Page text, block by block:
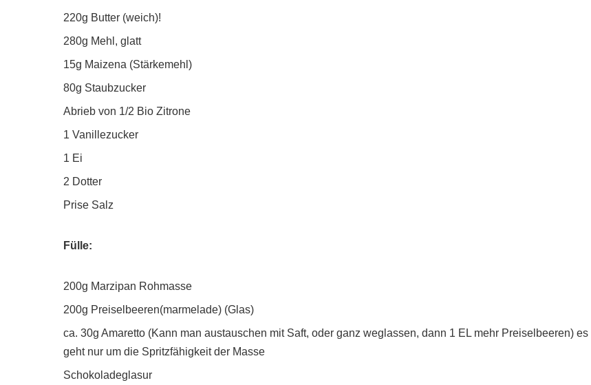
220g Butter (weich)!
280g Mehl, glatt
15g Maizena (Stärkemehl)
80g Staubzucker
Abrieb von 1/2 Bio Zitrone
1 Vanillezucker
1 Ei
2 Dotter
Prise Salz
Fülle:
200g Marzipan Rohmasse
200g Preiselbeeren(marmelade) (Glas)
ca. 30g Amaretto (Kann man austauschen mit Saft, oder ganz weglassen, dann 1 EL mehr Preiselbeeren) es
geht nur um die Spritzfähigkeit der Masse
Schokoladeglasur